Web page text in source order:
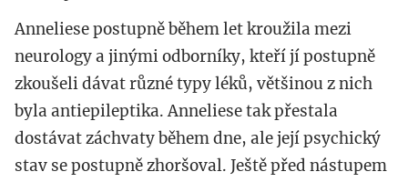
Anneliese postupně během let kroužila mezi
neurology a jinými odborníky, kteří jí postupně
zkoušeli dávat různé typy léků, většinou z nich
byla antiepileptika. Anneliese tak přestala
dostávat záchvaty během dne, ale její psychický
stav se postupně zhoršoval. Ještě před nástupem